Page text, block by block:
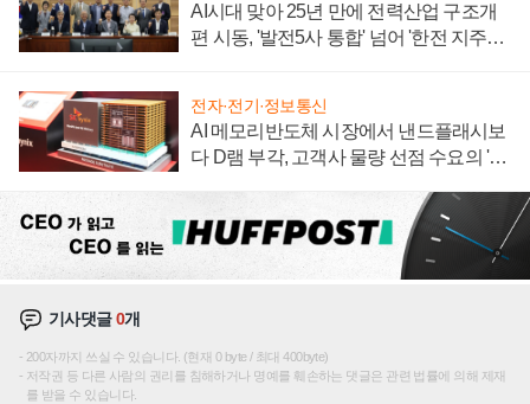
AI시대 맞아 25년 만에 전력산업 구조개
편 시동, '발전5사 통합' 넘어 '한전 지주사'
전자·전기·정보통신
AI 메모리반도체 시장에서 낸드플래시보
다 D램 부각, 고객사 물량 선점 수요의 '우
기사댓글0개
200자까지 쓰실 수 있습니다. (현재 0 byte / 최대 400byte)
저작권 등 다른 사람의 권리를 침해하거나 명예를 훼손하는 댓글은 관련 법률에 의해 제재
를 받을 수 있습니다.